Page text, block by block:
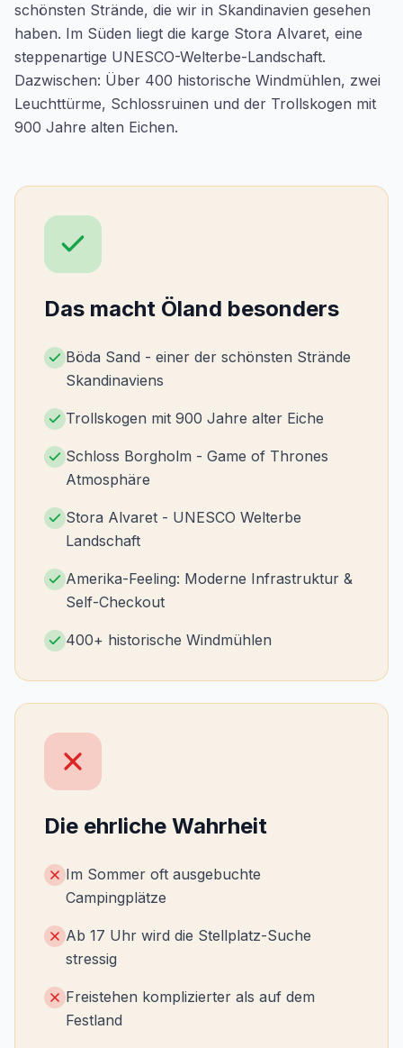
schönsten Strände, die wir in Skandinavien gesehen
haben. Im Süden liegt die karge Stora Alvaret, eine
steppenartige UNESCO-Welterbe-Landschaft.
Dazwischen: Über 400 historische Windmühlen, zwei
Leuchttürme, Schlossruinen und der Trollskogen mit
900 Jahre alten Eichen.
Das macht Öland besonders
Böda Sand - einer der schönsten Strände
Skandinaviens
Trollskogen mit 900 Jahre alter Eiche
Schloss Borgholm - Game of Thrones
Atmosphäre
Stora Alvaret - UNESCO Welterbe
Landschaft
Amerika-Feeling: Moderne Infrastruktur &
Self-Checkout
400+ historische Windmühlen
Die ehrliche Wahrheit
Im Sommer oft ausgebuchte
Campingplätze
Ab 17 Uhr wird die Stellplatz-Suche
stressig
Freistehen komplizierter als auf dem
Festland